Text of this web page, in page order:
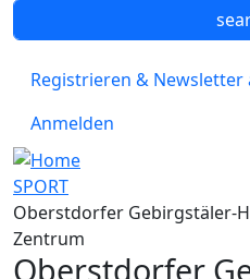
Registrieren & Newsletter
Anmelden
SPORT
Oberstdorfer Gebirgstäler-
Zentrum
Oberstdorfer